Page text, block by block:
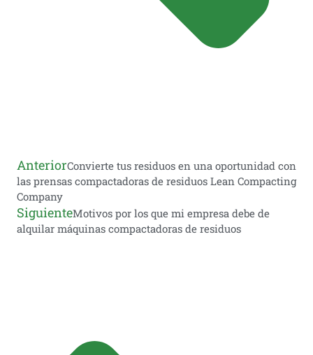
AnteriorConvierte tus residuos en una oportunidad con
las prensas compactadoras de residuos Lean Compacting
Company
SiguienteMotivos por los que mi empresa debe de
alquilar máquinas compactadoras de residuos